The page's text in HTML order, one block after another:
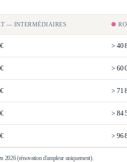
— INTERMÉDIAIRES
>40
>60
> 71
>84
>96
2026 (rénovation d'ampleur uniquement).